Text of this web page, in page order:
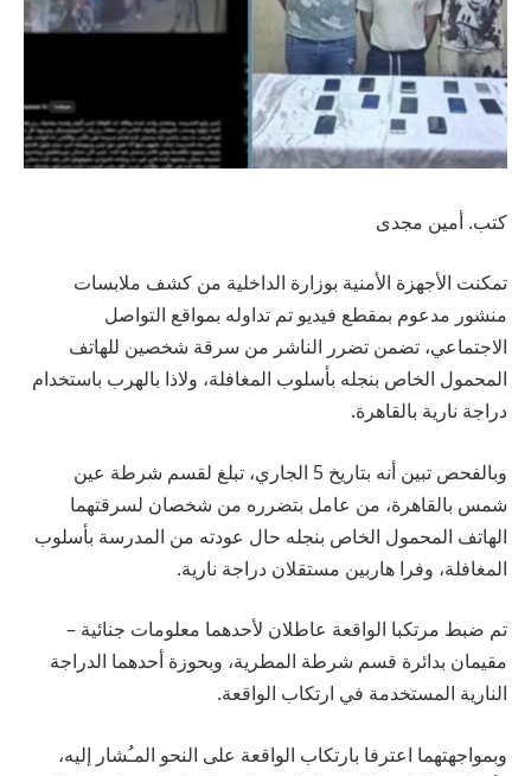
كتب. أمين مجدى
تمكنت الأجهزة الأمنية بوزارة الداخلية من كشف ملابسات
منشور مدعوم بمقطع فيديو تم تداوله بمواقع التواصل
الاجتماعي، تضمن تضرر الناشر من سرقة شخصين للهاتف
المحمول الخاص بنجله بأسلوب المغافلة، ولاذا بالهرب باستخدام
دراجة نارية بالقاهرة.
وبالفحص تبين أنه بتاريخ 5 الجاري، تبلغ لقسم شرطة عين
شمس بالقاهرة، من عامل بتضرره من شخصان لسرقتهما
الهاتف المحمول الخاص بنجله حال عودته من المدرسة بأسلوب
المغافلة، وفرا هاربين مستقلان دراجة نارية.
تم ضبط مرتكبا الواقعة عاطلان لأحدهما معلومات جنائية –
مقيمان بدائرة قسم شرطة المطرية، وبحوزة أحدهما الدراجة
النارية المستخدمة في ارتكاب الواقعة.
وبمواجهتهما اعترفا بارتكاب الواقعة على النحو المـُشار إليه،